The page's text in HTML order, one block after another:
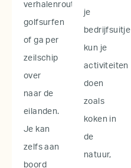
verhalenroute,
golfsurfen
of ga per
zeilschip
over
naar de
eilanden.
Je kan
zelfs aan
boord
je
bedrijfsuitje
kun je
activiteiten
doen
zoals
koken in
de
natuur,